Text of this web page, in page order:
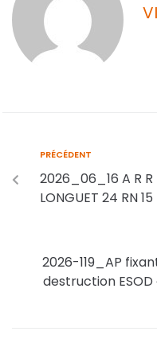
PRÉCÉDENT
2026_06_16 A R R
LONGUET 24 RN 15
2026-119_AP
destruction ESOD